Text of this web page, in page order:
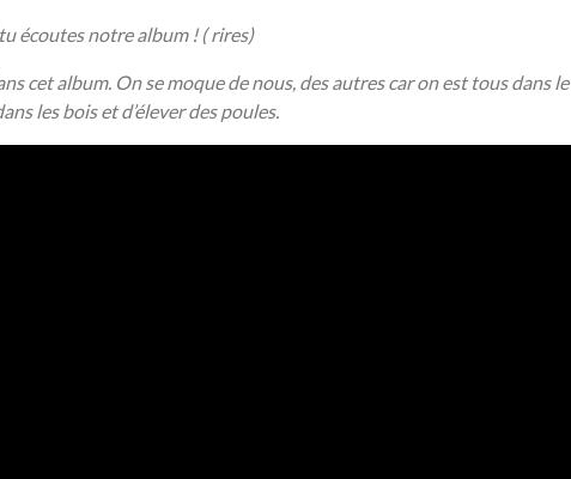
écoutes notre album ! ( rires)
cet album. On se moque de nous, des autres car on est tous
les bois et d’élever des poules.